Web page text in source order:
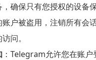
确保只有您授权的设备
户被盗用，注销所有会
问。
：Telegram允许您在账户